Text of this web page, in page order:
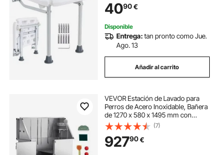
Mujeres Embarazadas, Niños y
Adultos
4090€
Disponible
Entrega:tan pronto como Jue.
Ago. 13
Añadir al carrito
VEVOR Estación de Lavado para
Perros de Acero Inoxidable, Bañera
de 1270 x 580 x 1495 mm con
Rampa, Filtro de Agua de
Polietileno, Grifo, Ducha y Jabonera
para Varias Mascotas, Puerta
Izquierda
(7)
92790€